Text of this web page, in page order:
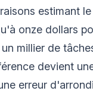
estimant
onze dollars
millier de
devient
erreur